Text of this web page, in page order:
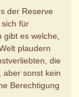
der Reserve
für
es welche,
plaudern
die
aber sonst kein
Berechtigung